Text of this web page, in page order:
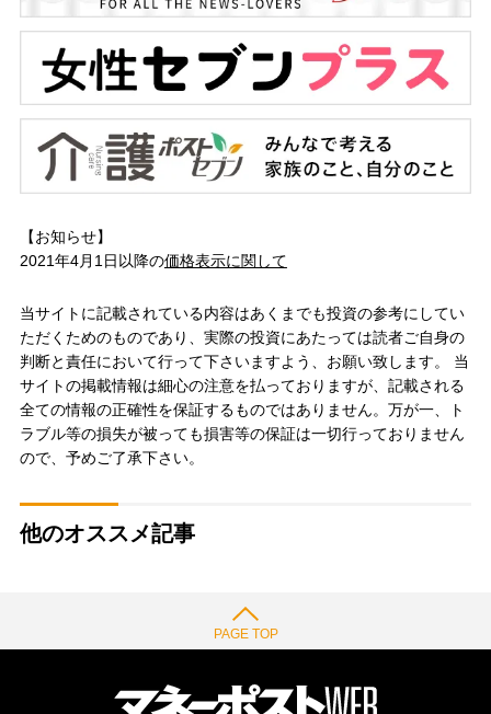
【お知らせ】
2021年4月1日以降の価格表示に関して
当サイトに記載されている内容はあくまでも投資の参考にしてい
ただくためのものであり、実際の投資にあたっては読者ご自身の
判断と責任において行って下さいますよう、お願い致します。 当
サイトの掲載情報は細心の注意を払っておりますが、記載される
全ての情報の正確性を保証するものではありません。万が一、ト
ラブル等の損失が被っても損害等の保証は一切行っておりません
ので、予めご了承下さい。
他のオススメ記事
PAGE TOP